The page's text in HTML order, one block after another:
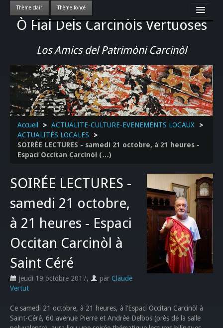
Ò Fial Dels Carcinòls Vertuoses
Los Amics del Patrimòni Carcinòl
Accueil
LES QUERCYNOIS & LEUR CULTURE
PATRIMOINE
GASTRONOMIE
ACTUALITE-CULTURE-EVENEMENTS LOCAUX
>>
Accueil > ACTUALITE-CULTURE-EVENEMENTS LOCAUX
>
ACTUALITÉS LOCALES
>
SOIRÉE LECTURES -‪ samedi 21 octobre, à 21 heures -
Espaci Occitan Carcinòl (…)
SOIRÉE LECTURES -‪
samedi 21 octobre,
à 21 heures - Espaci
Occitan Carcinòl à
Saint Céré ‬
jeudi 19 octobre 2017, par Claude
Vertut
‪Ce samedi 21 octobre, à 21 heures, à l’Espaci Occitan Carcinòl à
Saint-Céré, 60 avenue Pierre et Andrée Delbos (près de la salle